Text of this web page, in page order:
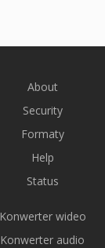
About
Security
Formaty
Help
Status
Konwerter wideo
Konwerter audio